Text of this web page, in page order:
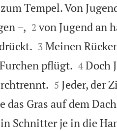
Tempel. Von
–,
2 von Jugend an

3 Meinen
pflügt.
4 Doch

5 Jeder, der
das Gras auf dem
Schnitter je in die